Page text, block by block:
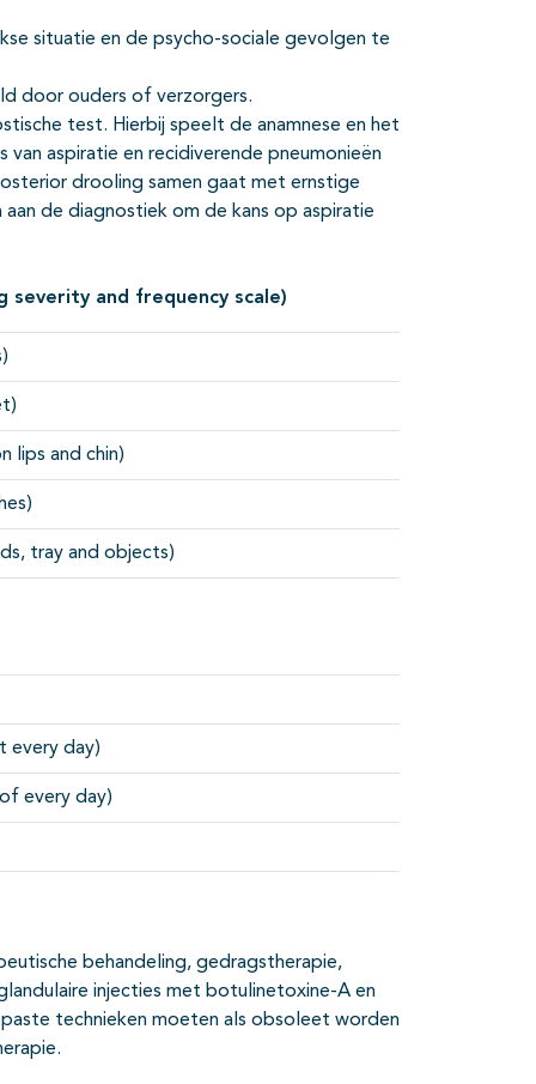
situatie en de psycho-sociale gevolgen te
door ouders of verzorgers.
test. Hierbij speelt de anamnese en het
aspiratie en recidiverende pneumonieën
drooling samen gaat met ernstige
de diagnostiek om de kans op aspiratie
severity and frequency scale)
lips and chin)
tray and objects)
every day)
every day)
behandeling, gedragstherapie,
injecties met botulinetoxine-A en
technieken moeten als obsoleet worden